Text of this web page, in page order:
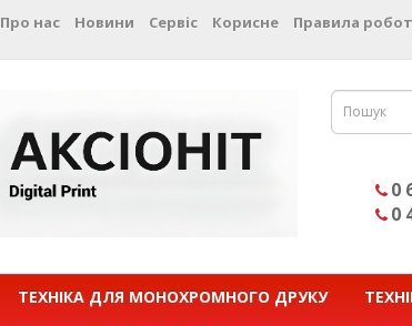
Про нас Новини Сервіс Корисне Правила
0
0
ТЕХНІКА ДЛЯ МОНОХРОМНОГО ДРУКУ